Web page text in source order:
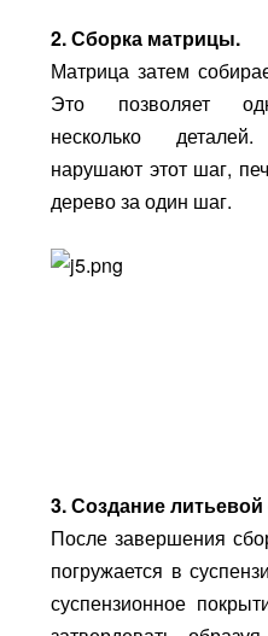
2. Сборка матрицы.
Матрица затем
Это позволяет
несколько
нарушают этот шаг,
дерево за один шаг.
3. Создание
После завершения
погружается в
суспензионное